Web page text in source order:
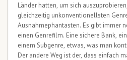
Länder hatten, um sich
gleichzeitig unkonventionellsten
Ausnahmephantasten. Es gibt immer
einen Genrefilm. Eine sichere Bank,
einem Subgenre, etwas, was man
Der andere Weg ist der, dass einfach